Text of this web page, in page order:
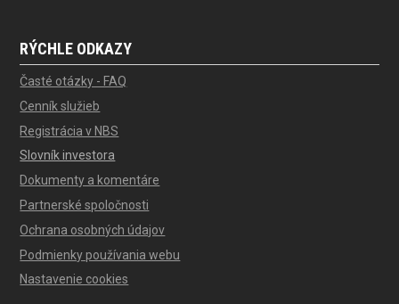
RÝCHLE ODKAZY
Časté otázky - FAQ
Cenník služieb
Registrácia v NBS
Slovník investora
Dokumenty a komentáre
Partnerské spoločnosti
Ochrana osobných údajov
Podmienky používania webu
Nastavenie cookies